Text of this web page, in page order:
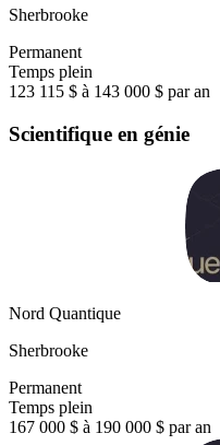
Sherbrooke
Permanent
Temps plein
123 115 $ à 143 000 $ par an
Scientifique en génie
Nord Quantique
Sherbrooke
Permanent
Temps plein
167 000 $ à 190 000 $ par an